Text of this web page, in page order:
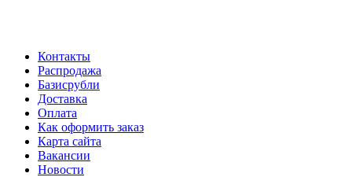
Контакты
Распродажа
Базисрубли
Доставка
Оплата
Как оформить заказ
Карта сайта
Вакансии
Новости